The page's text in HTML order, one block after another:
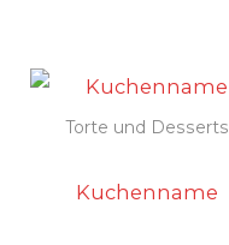
Torte und Desserts
Kuchenname